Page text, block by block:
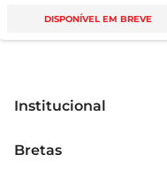
DISPONÍVEL EM BREVE
Institucional
Grupo Cencosud
Bretas